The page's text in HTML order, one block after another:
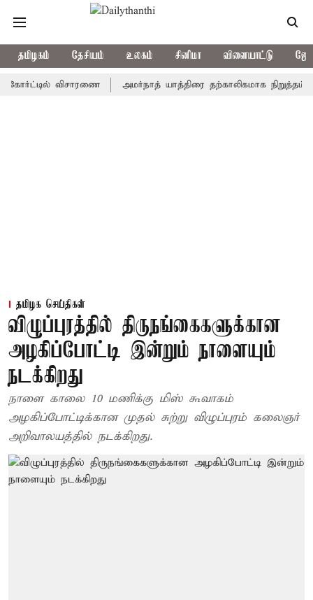
தமிழகம் தேசியம் உலகம் சினிமா விளையாட்டு
விசாரணை அமர்நாத் யாத்திரை தற்காலிகமாக நிறுத்தம்
தமிழக செய்திகள்
விழுப்புரத்தில் திருநங்கைகளுக்கான
அழகிப்போட்டி இன்றும் நாளையும்
நடக்கிறது
நாளை காலை 10 மணிக்கு மிஸ் கூவாகம்
அழகிப்போட்டிக்கான முதல் சுற்று விழுப்புரம் கலைஞர்
அறிவாலயத்தில் நடக்கிறது.